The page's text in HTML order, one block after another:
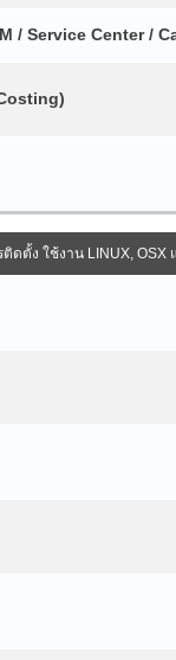
/ Service Center /
ติดตั้ง ใช้งาน LINUX, OSX